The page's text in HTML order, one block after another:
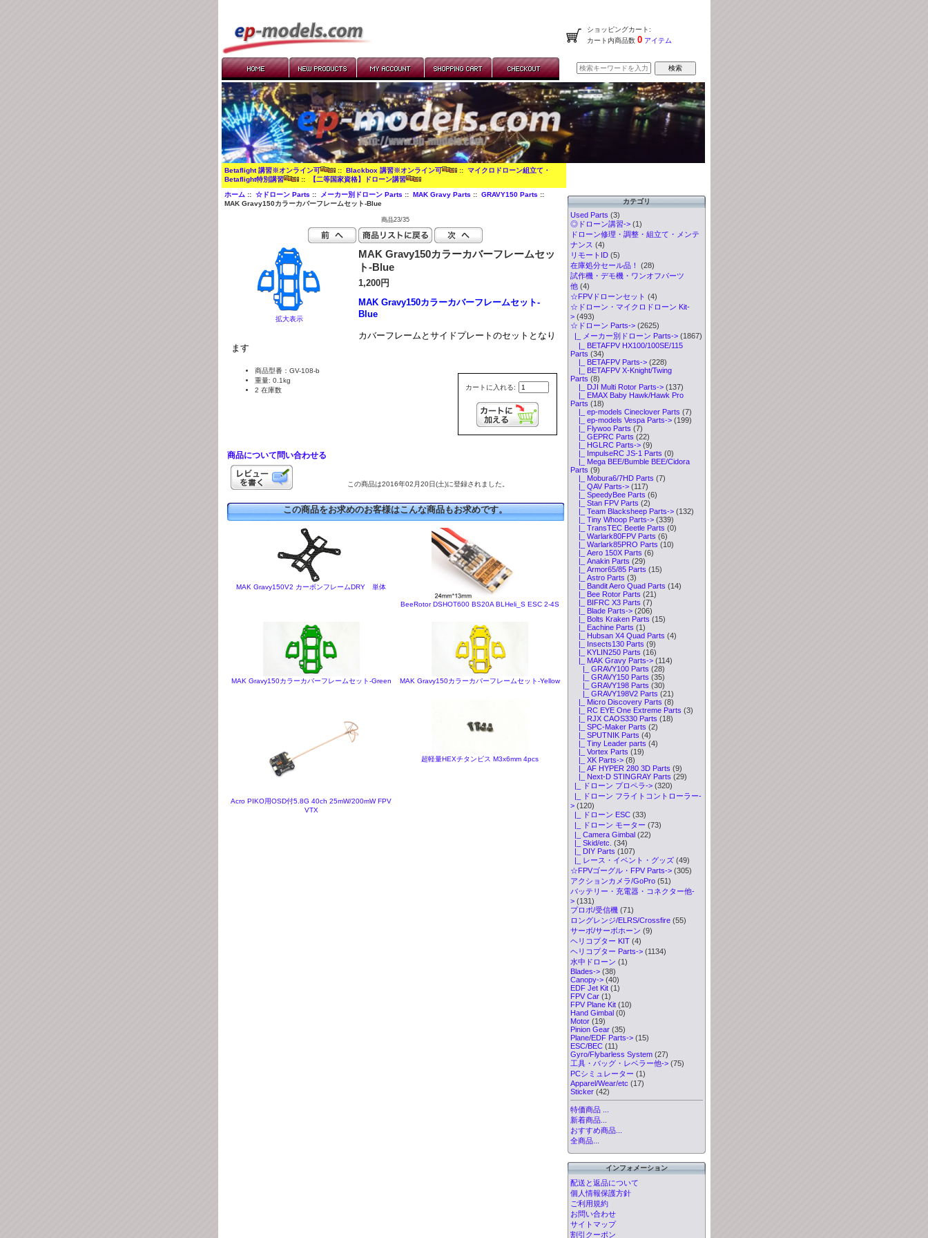
ショッピングカート:
カート内商品数 0アイテム
Betaflight 講習※オンライン可 ::Blackbox 講習※オンライン可 ::マイクロドローン組立て・
Betaflight特別講習
:: 【二等国家資格】ドローン講習
ホーム ::☆ドローン Parts :: メーカー別ドローン Parts ::MAK Gravy Parts ::GRAVY150 Parts ::
MAK Gravy150カラーカバーフレームセット-Blue
商品23/35
拡大表示
MAK Gravy150カラーカバーフレームセッ
ト-Blue
1,200円
MAK Gravy150カラーカバーフレームセット-
Blue
カバーフレームとサイドプレートのセットとなり
ます
カートに入れる:
商品型番：GV-108-b
重量: 0.1kg
2 在庫数
商品について問い合わせる
この商品は2016年02月20日(土)に登録されました。
この商品をお求めのお客様はこんな商品もお求めです。
MAK Gravy150V2 カーボンフレームDRY 単体
BeeRotor DSHOT600 BS20A BLHeli_S ESC 2-4S
MAK Gravy150カラーカバーフレームセット-Green MAK Gravy150カラーカバーフレームセット-Yellow
Acro PIKO用OSD付5.8G 40ch 25mW/200mW FPV
VTX
超軽量HEXチタンビス M3x6mm 4pcs
カテゴリ
Used Parts (3)
◎ドローン講習->(1)
ドローン修理・調整・組立て・メンテ
ナンス (4)
リモートID(5)
在庫処分セール品！
(28)
試作機・デモ機・ワンオフパーツ
他(4)
☆FPVドローンセット (4)
☆ドローン・マイクロドローン Kit-
>(493)
☆ドローン Parts->(2625)
|_ メーカー別ドローン Parts->(1867)
|_ BETAFPV HX100/100SE/115
Parts (34)
|_ BETAFPV Parts->(228)
|_ BETAFPV X-Knight/Twing
Parts (8)
|_ DJI Multi Rotor Parts->(137)
|_ EMAX Baby Hawk/Hawk Pro
Parts (18)
|_ ep-models Cineclover Parts (7)
|_ ep-models Vespa Parts->(199)
|_ Flywoo Parts (7)
|_ GEPRC Parts (22)
|_ HGLRC Parts->(9)
|_ ImpulseRC JS-1 Parts (0)
|_ Mega BEE/Bumble BEE/Cidora
Parts (9)
|_ Mobura6/7HD Parts (7)
|_ QAV Parts->(117)
|_ SpeedyBee Parts (6)
|_ Stan FPV Parts (2)
|_ Team Blacksheep Parts->(132)
|_ Tiny Whoop Parts->(339)
|_ TransTEC Beetle Parts (0)
|_ Warlark80FPV Parts (6)
|_ Warlark85PRO Parts (10)
|_ Aero 150X Parts (6)
|_ Anakin Parts (29)
|_ Armor65/85 Parts (15)
|_ Astro Parts (3)
|_ Bandit Aero Quad Parts (14)
|_ Bee Rotor Parts (21)
|_ BIFRC X3 Parts (7)
|_ Blade Parts->(206)
|_ Bolts Kraken Parts (15)
|_ Eachine Parts (1)
|_ Hubsan X4 Quad Parts (4)
|_ Insects130 Parts (9)
|_ KYLIN250 Parts (16)
|_ MAK Gravy Parts->(114)
|_ GRAVY100 Parts (28)
|_ GRAVY150 Parts (35)
|_ GRAVY198 Parts (30)
|_ GRAVY198V2 Parts (21)
|_ Micro Discovery Parts (8)
|_ RC EYE One Extreme Parts (3)
|_ RJX CAOS330 Parts (18)
|_ SPC-Maker Parts (2)
|_ SPUTNIK Parts (4)
|_ Tiny Leader parts (4)
|_ Vortex Parts (19)
|_ XK Parts->(8)
|_ AF HYPER 280 3D Parts (9)
|_ Next-D STINGRAY Parts (29)
|_ ドローン プロペラ->(320)
|_ ドローン フライトコントローラー-
>(120)
|_ ドローン ESC(33)
|_ ドローン モーター (73)
|_ Camera Gimbal(22)
|_ Skid/etc. (34)
|_ DIY Parts (107)
|_ レース・イベント・グッズ(49)
☆FPVゴーグル・FPV Parts->(305)
アクションカメラ/GoPro(51)
バッテリー・充電器・コネクター他-
>(131)
プロポ/受信機(71)
ロングレンジ/ELRS/Crossfire(55)
サーボ/サーボホーン (9)
ヘリコプター KIT(4)
ヘリコプター Parts->(1134)
水中ドローン (1)
Blades->(38)
Canopy->(40)
EDF Jet Kit(1)
FPV Car(1)
FPV Plane Kit(10)
Hand Gimbal(0)
Motor(19)
Pinion Gear(35)
Plane/EDF Parts->(15)
ESC/BEC(11)
Gyro/Flybarless System(27)
工具・バッグ・レベラー他->(75)
PCシミュレーター (1)
Apparel/Wear/etc (17)
Sticker(42)
特価商品 ...
新着商品...
おすすめ商品...
全商品...
インフォメーション
配送と返品について
個人情報保護方針
ご利用規約
お問い合わせ
サイトマップ
割引クーポン